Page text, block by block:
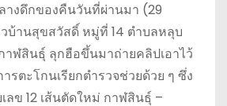
างดึกของคืนวันที่ผ่านมา (29
บ้านสุขสวัสดิ์ หมู่ที่ 14 ตำบลหลุบ
าฬสินธุ์ ลุกฮือขึ้นมาถ่ายคลิปเอาไว้
รตะโกนเรียกตำรวจช่วยด้วย ๆ ซึ่ง
ลข 12 เส้นตัดใหม่ กาฬสินธุ์ –